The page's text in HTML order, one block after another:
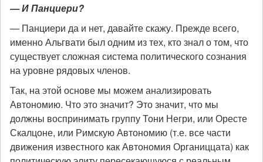
— И Панциери?
— Панциери да и нет, давайте скажу. Прежде всего,
именно Альгвати был одним из тех, кто знал о том, что
существует сложная система политического сознания
на уровне рядовых членов.
Так, на этой основе мы можем анализировать
Автономию. Что это значит? Это значит, что мы
должны воспринимать группу Тони Негри, или Оресте
Скалцоне, или Римскую Автономию (т.е. все части
движения известного как Автономия Органиццата) как